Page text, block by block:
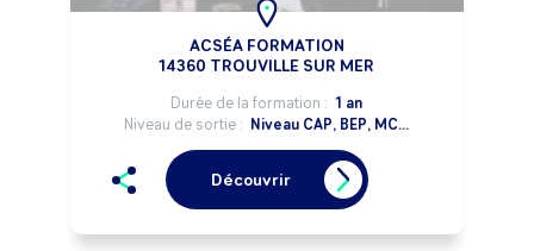
ACSÉA FORMATION
14360 TROUVILLE SUR MER
Durée de la formation : 1 an
Niveau de sortie : Niveau CAP, BEP, MC...
Découvrir